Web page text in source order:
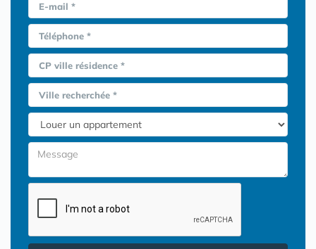
E-mail *
Téléphone *
CP ville résidence *
Ville recherchée *